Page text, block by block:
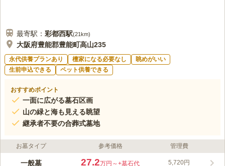
最寄駅： 彩都西駅(21km)
大阪府豊能郡豊能町高山235
永代供養プランあり 檀家になる必要なし
眺めがいい
生前申込できる
ペット供養できる
おすすめポイント
一面に広がる墓石区画
山の緑と海も見える眺望
継承者不要の合葬式墓地
お墓タイプ 参考価格 管理費
一般墓 27.2万円～+墓石代 5,720円